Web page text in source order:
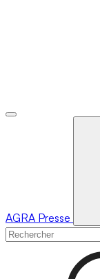
AGRA Presse